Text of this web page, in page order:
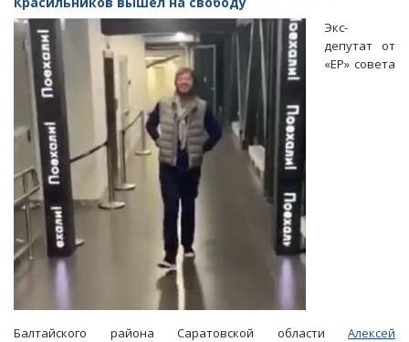
Угланов
вышел
свободу
Красильникова
Экс-
депутат от
«ЕР» совета
Балтайского района Саратовской области Алексей